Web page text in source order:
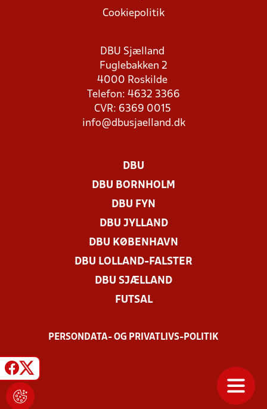
Cookiepolitik
DBU Sjælland
Fuglebakken 2
4000 Roskilde
Telefon: 4632 3366
CVR: 6369 0015
info@dbusjaelland.dk
DBU
DBU BORNHOLM
DBU FYN
DBU JYLLAND
DBU KØBENHAVN
DBU LOLLAND-FALSTER
DBU SJÆLLAND
FUTSAL
PERSONDATA- OG PRIVATLIVS-POLITIK